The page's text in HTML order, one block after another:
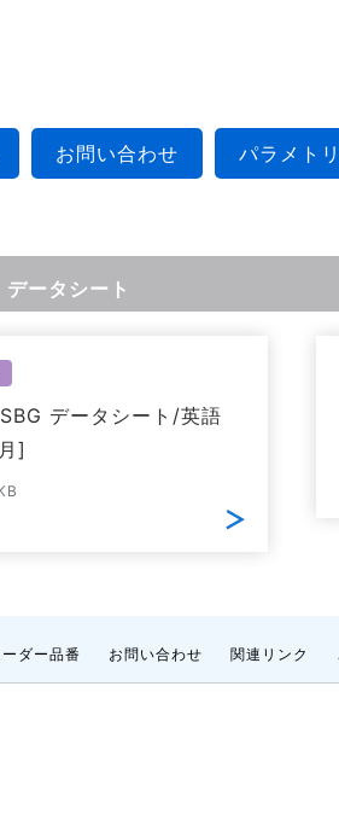
お問い合わせ パラメト
データシート
データシート/英語
]
ーダー品番 お問い合わせ 関連リンク